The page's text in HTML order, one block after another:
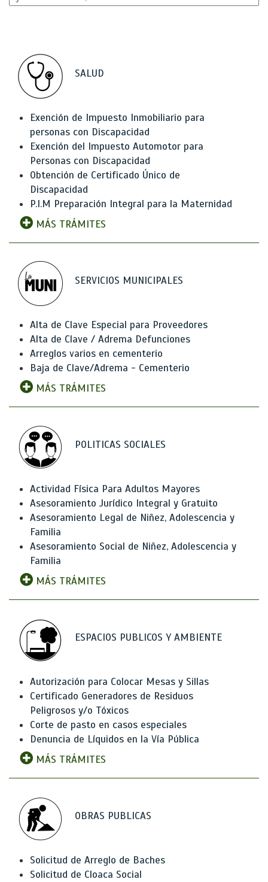
SALUD
Exención de Impuesto Inmobiliario para
personas con Discapacidad
Exención del Impuesto Automotor para
Personas con Discapacidad
Obtención de Certificado Único de
Discapacidad
P.I.M Preparación Integral para la Maternidad
MÁS TRÁMITES
SERVICIOS MUNICIPALES
Alta de Clave Especial para Proveedores
Alta de Clave / Adrema Defunciones
Arreglos varios en cementerio
Baja de Clave/Adrema - Cementerio
MÁS TRÁMITES
POLITICAS SOCIALES
Actividad Física Para Adultos Mayores
Asesoramiento Jurídico Integral y Gratuito
Asesoramiento Legal de Niñez, Adolescencia y
Familia
Asesoramiento Social de Niñez, Adolescencia y
Familia
MÁS TRÁMITES
ESPACIOS PUBLICOS Y AMBIENTE
Autorización para Colocar Mesas y Sillas
Certificado Generadores de Residuos
Peligrosos y/o Tóxicos
Corte de pasto en casos especiales
Denuncia de Líquidos en la Vía Pública
MÁS TRÁMITES
OBRAS PUBLICAS
Solicitud de Arreglo de Baches
Solicitud de Cloaca Social